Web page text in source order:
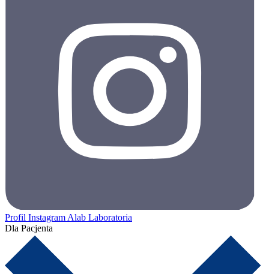
Profil Instagram Alab Laboratoria
Dla Pacjenta